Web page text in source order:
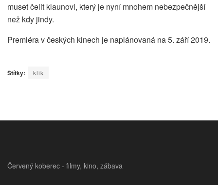
muset čelit klaunovi, který je nyní mnohem nebezpečnější
než kdy jindy.
Premiéra v českých kinech je naplánovaná na 5. září 2019.
Štítky: klik
Červený koberec - filmy, kino, zábava